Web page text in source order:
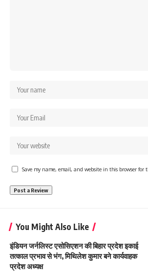
Save my name, email, and website in this browser for
You Might Also Like
इंडियन जर्नलिस्ट एसोसिएशन की बिहार प्रदेश इकाई
तत्काल प्रभाव से भंग, मिथिलेश कुमार बने कार्यवाहक
प्रदेश अध्यक्ष